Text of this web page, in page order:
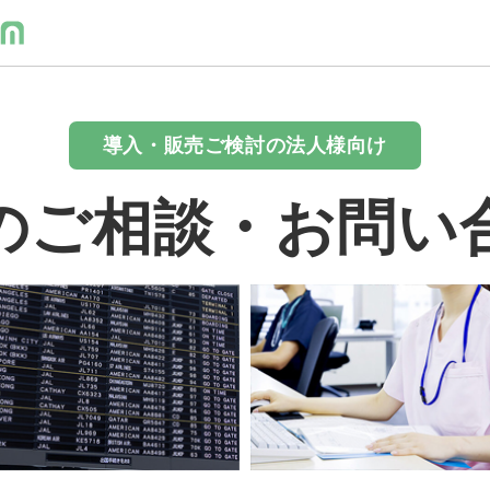
導入・販売ご検討の法人様向け
ご相談・お問い